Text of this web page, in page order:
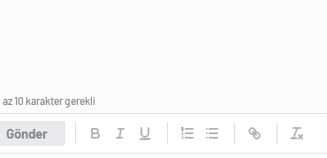
Gönder
az 10 karakter gerekli